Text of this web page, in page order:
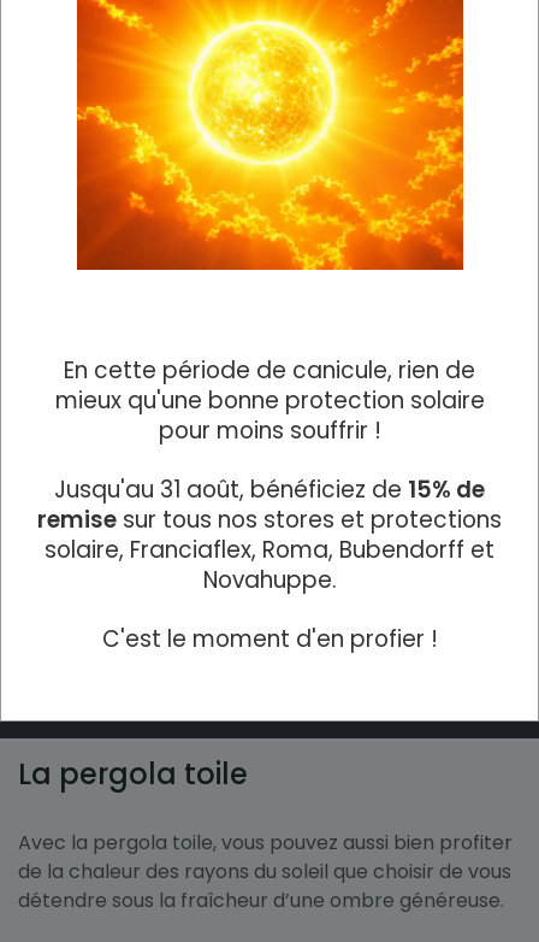
La pergola bioclimatique
De conception sur-mesure, les pergolas sont
conçues pour s’intégrer parfaitement à votre
habitation et à toutes les configurations : adossée à
votre maison ou autoportante, dans votre jardin ou
au bord de votre piscine.
La pergola toile
Avec la pergola toile, vous pouvez aussi bien profiter
de la chaleur des rayons du soleil que choisir de vous
détendre sous la fraîcheur d’une ombre généreuse.
En cette période de canicule, rien de
mieux qu'une bonne protection solaire
pour moins souffrir !
Jusqu'au 31 août, bénéficiez de 15% de
remise sur tous nos stores et protections
solaire, Franciaflex, Roma, Bubendorff et
Novahuppe.
C'est le moment d'en profier !